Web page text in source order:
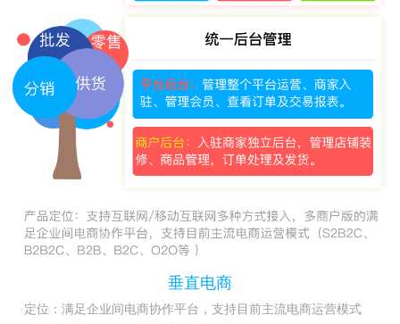
垂直电商
·定位：满足企业间电商协作平台，支持目前主流电商运营模式